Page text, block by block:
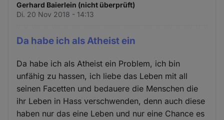
Gerhard Baierlein (nicht überprüft)
Di. 20 Nov 2018 - 14:13
Da habe ich als Atheist ein
Da habe ich als Atheist ein Problem, ich bin
unfähig zu hassen, ich liebe das Leben mit all
seinen Facetten und bedauere die Menschen die
ihr Leben in Hass verschwenden, denn auch diese
haben nur das eine Leben und nur eine Chance es